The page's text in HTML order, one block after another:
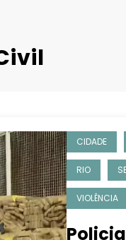
CIDADE
RIO
VIOLÊNCIA